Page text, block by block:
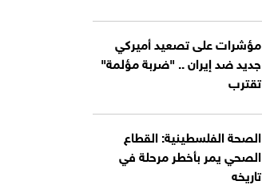
مؤشرات على تصعيد أميركي
جديد ضد إيران .. "ضربة مؤلمة"
تقترب
الصحة الفلسطينية: القطاع
الصحي يمر بأخطر مرحلة في
تاريخه